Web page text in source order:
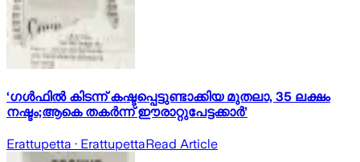
‘ഗൾഫിൽ കിടന്ന് കഷ്ടപ്പെട്ടുണ്ടാക്കിയ മുതലാ, 35 ലക്ഷം
നഷ്ടം;ആകെ തകർന്ന് ഈരാറ്റുപേട്ടക്കാർ’
Erattupetta · ErattupettaRead Article